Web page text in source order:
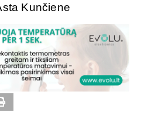
Kunčiene